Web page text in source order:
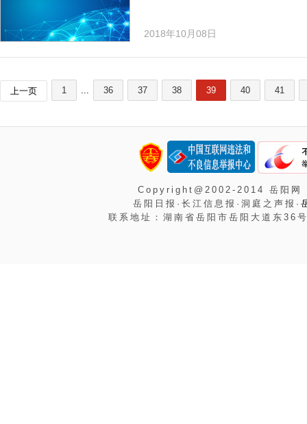
2018年10月08日
上一页 1 ... 36 37 38 39 40 41
Copyright@2002-2014 岳阳
岳阳日报·长江信息报·洞庭之声报·
联系地址：湖南省岳阳市岳阳大道东